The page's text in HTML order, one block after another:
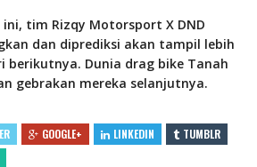
ini, tim Rizqy Motorsport X DND
dan diprediksi akan tampil lebih
berikutnya. Dunia drag bike Tanah
gebrakan mereka selanjutnya.
GOOGLE+ LINKEDIN
TUMBLR